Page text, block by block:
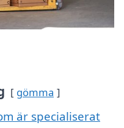
gömma
är specialiserat